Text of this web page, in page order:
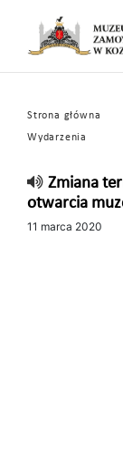
Strona główna
Wydarzenia
Zmiana
otwarcia
11 marca 2020